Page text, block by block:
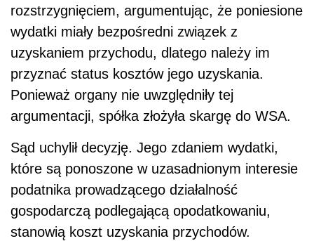
rozstrzygnięciem, argumentując, że poniesione
wydatki miały bezpośredni związek z
uzyskaniem przychodu, dlatego należy im
przyznać status kosztów jego uzyskania.
Ponieważ organy nie uwzględniły tej
argumentacji, spółka złożyła skargę do WSA.
Sąd uchylił decyzję. Jego zdaniem wydatki,
które są ponoszone w uzasadnionym interesie
podatnika prowadzącego działalność
gospodarczą podlegającą opodatkowaniu,
stanowią koszt uzyskania przychodów.